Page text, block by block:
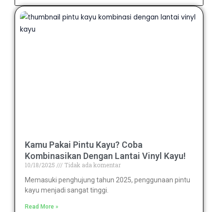
Kamu Pakai Pintu Kayu? Coba
Kombinasikan Dengan Lantai Vinyl Kayu!
10/18/2025
Tidak ada komentar
Memasuki penghujung tahun 2025, penggunaan pintu
kayu menjadi sangat tinggi.
Read More »